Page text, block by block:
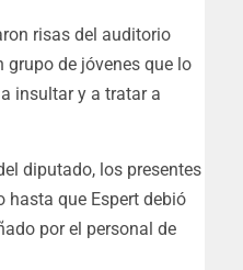
risas del auditorio
grupo de jóvenes que lo
insultar y a tratar a
diputado, los presentes
hasta que Espert debió
por el personal de